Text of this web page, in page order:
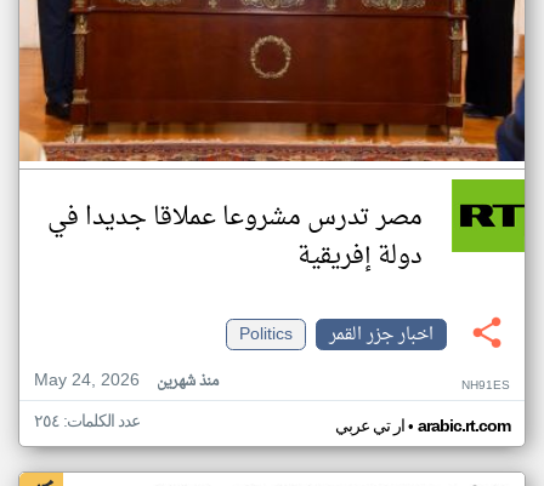
مصر تدرس مشروعا عملاقا جديدا في
دولة إفريقية
اخبار جزر القمر
Politics
May 24, 2026
منذ شهرين NH91ES
ار تي عربي• arabic.rt.com عدد الكلمات: ٢٥٤